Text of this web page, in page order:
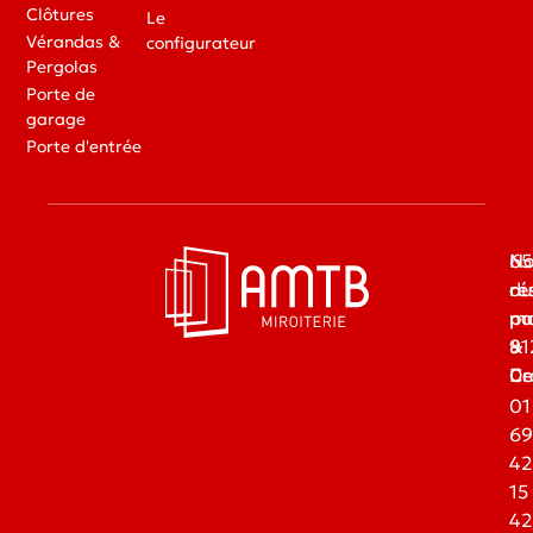
Clôtures
Vérandas &
Pergolas
Porte de
garage
Porte d'entrée
Le
configurateur
du
01
69
42
15
42
&